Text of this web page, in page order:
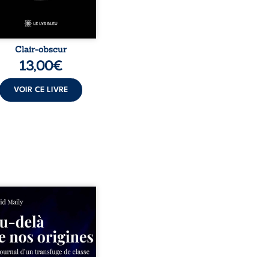
Clair-obscur
13,00€
VOIR CE LIVRE
un milieu populaire où
et les fractures
tenaient lieu de
David a choisi la
Très tôt, l’école et les
deviennent ses armes de